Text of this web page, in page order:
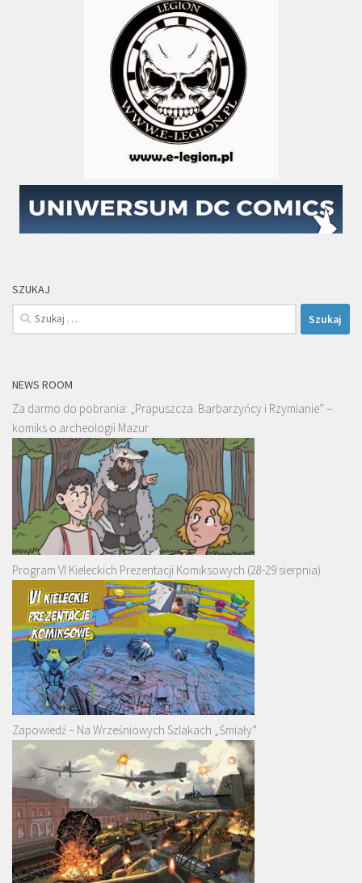
SZUKAJ
Szukaj:
NEWS ROOM
Za darmo do pobrania: „Prapuszcza. Barbarzyńcy i Rzymianie” –
komiks o archeologii Mazur
Program VI Kieleckich Prezentacji Komiksowych (28-29 sierpnia)
Zapowiedź – Na Wrześniowych Szlakach „Śmiały”